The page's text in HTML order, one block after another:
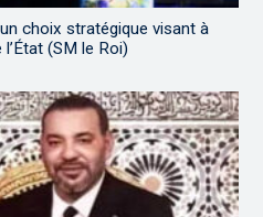
choix stratégique visant à
(SM le Roi)